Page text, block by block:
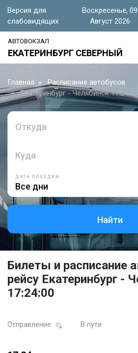
Версия для
слабовидящих
Воскресенье, 09
Август 2026
АВТОВОКЗАЛ
ЕКАТЕРИНБУРГ СЕВЕРНЫЙ
Главная
Расписание автобусов
Екатеринбург - Челябинск 17:24:00
Откуда
Куда
ДАТА ПОЕЗДКИ
Найти
Билеты и расписание
рейсу Екатеринбург -
17:24:00
Отправление В пути